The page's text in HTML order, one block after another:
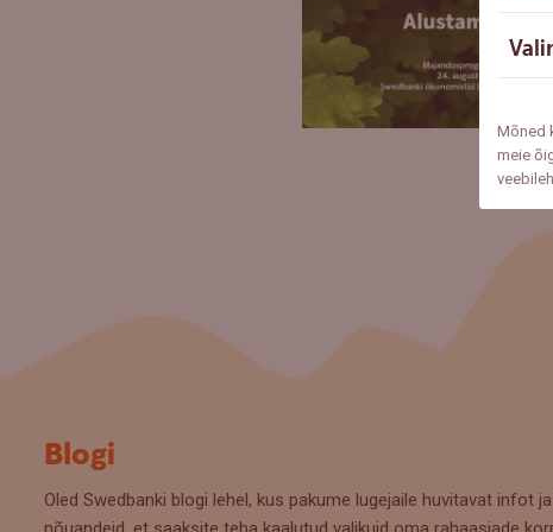
Mõned
meie
Blogi
Oled Swedbanki blogi lehel, kus pakume lugejaile huvitavat infot